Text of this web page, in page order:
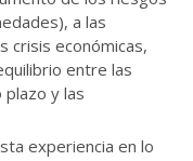
a las
crisis económicas,
entre las
y las
experiencia en lo